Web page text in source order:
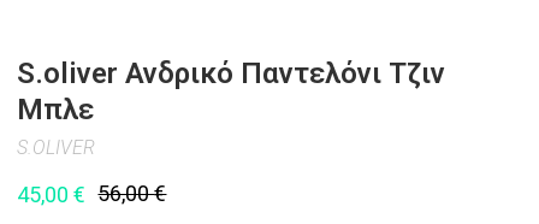
S.oliver Ανδρικό Παντελόνι Τζιν
Μπλε
S.OLIVER
45,00€ 56,00€